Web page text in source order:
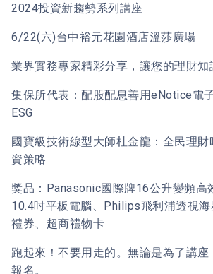
2024投資新趨勢系列講座
6/22(六)台中裕元花園酒店溫莎廣場
業界實務專家精彩分享，讓您的理財知
集保所代表：配股配息善用eNotice電
ESG
國寶級技術線型大師杜金龍：全民理
資策略
獎品：Panasonic國際牌16公升變頻高
10.4吋平板電腦、Philips飛利浦透視海
禮券、超商禮物卡
跑起來！不要用走的。無論是為了講
報名。